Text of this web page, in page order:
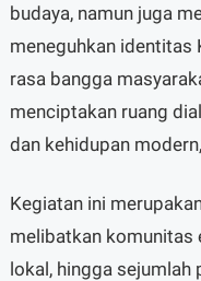
budaya, namun juga
meneguhkan identitas
rasa bangga
menciptakan ruang
dan kehidupan
Kegiatan ini
melibatkan komunitas
lokal, hingga sejumlah